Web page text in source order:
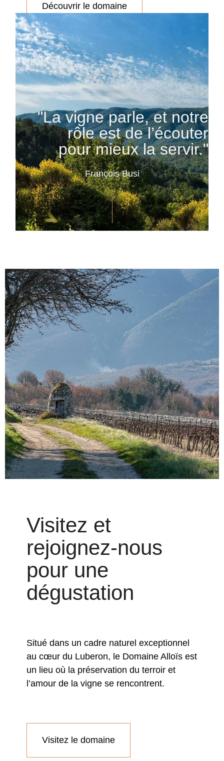
Découvrir le domaine
"La vigne parle, et notre
rôle est de l’écouter
pour mieux la servir."
François Busi
Visitez et
rejoignez-nous
pour une
dégustation
Situé dans un cadre naturel exceptionnel
au cœur du Luberon, le Domaine Alloïs est
un lieu où la préservation du terroir et
l’amour de la vigne se rencontrent.
Visitez le domaine